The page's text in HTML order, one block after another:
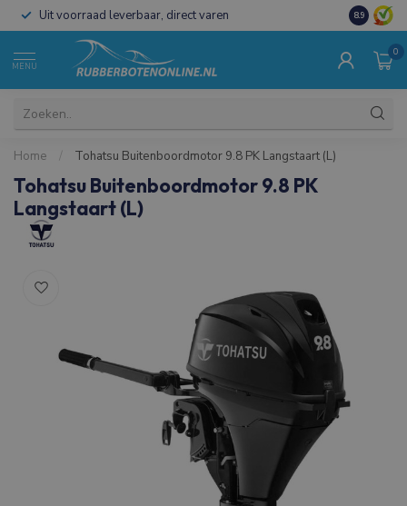
Uit voorraad leverbaar, direct varen Al 15 jaar
8.9
MENU
0
Home / Tohatsu Buitenboordmotor 9.8 PK Langstaart (L)
Tohatsu Buitenboordmotor 9.8 PK
Langstaart (L)